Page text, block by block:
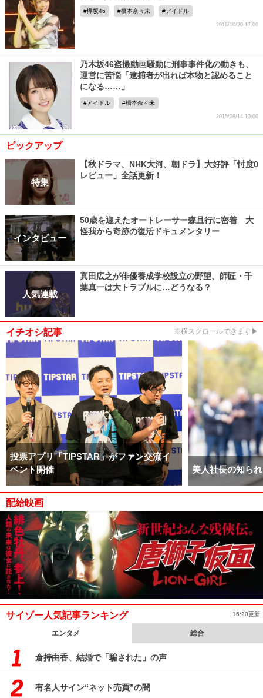
欅坂46 橋本奈々未 アイドル
2016/10/20 17:00
乃木坂46盗撮動画騒動に刑事事件化の動きも、
運営に苦悩「逮捕者が出れば本物と認めること
になる……」
アイドル 橋本奈々未
2015/08/14 10:00
ピックアップ
特集
【秋ドラマ、NHK大河、朝ドラ】大好評「忖度0
レビュー」全話更新！
インタビュー
50歳を迎えたオートレーサー森且行に密着 大
怪我から奇跡の復活ドキュメンタリー
人気連載
真田広之が俳優養成学校設立の野望、師匠・千
葉真一は大トラブルに…どうなる？
イチオシ記事 ※横スクロールできます▶
投票アプリ「TIPSTAR」がファン交流イ
ベント開催
美人社長の知ら
配給映画
サイゾー人気記事ランキング 16:20更新
エンタメ 総合
倉持由香、結婚で「騙された」の声
有名人サイン“ネット売買”の闇